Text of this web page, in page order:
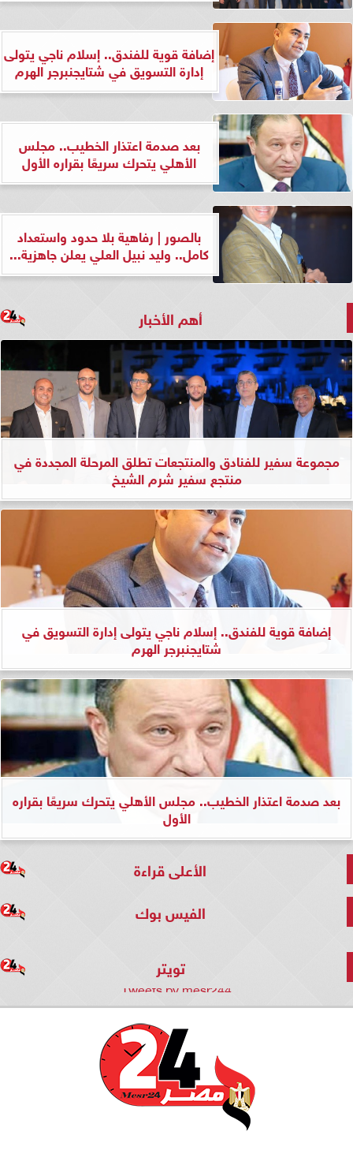
إضافة قوية للفندق.. إسلام ناجي يتولى
إدارة التسويق في شتايجنبرجر الهرم
بعد صدمة اعتذار الخطيب.. مجلس
الأهلي يتحرك سريعًا بقراره الأول
بالصور | رفاهية بلا حدود واستعداد
كامل.. وليد نبيل العلي يعلن جاهزية...
أهم الأخبار
مجموعة سفير للفنادق والمنتجعات تطلق المرحلة المجددة في
منتجع سفير شرم الشيخ
إضافة قوية للفندق.. إسلام ناجي يتولى إدارة التسويق في
شتايجنبرجر الهرم
بعد صدمة اعتذار الخطيب.. مجلس الأهلي يتحرك سريعًا بقراره
الأول
الأعلى قراءة
الفيس بوك
تويتر
Tweets by mesr244